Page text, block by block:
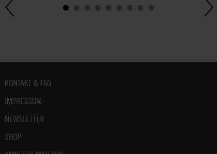
Fußbereich
KONTAKT & FAQ
IMPRESSUM
NEWSLETTER
SHOP